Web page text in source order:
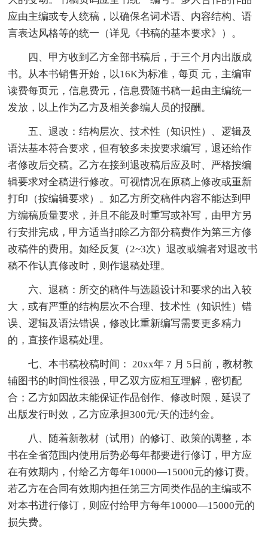
应由主编或专人统稿，以确保名词术语、内容结构、语
言表达风格等的统一（详见《书稿的基本要求》）。
四、甲方收到乙方全部书稿后，于三个月内出版成
书。从本书销售开始，以16K为标准，每页 元，主编审
读费每页元，信息费元，信息费随书稿一起由主编统一
发放，以上作为乙方及相关参编人员的报酬。
五、退改：结构层次、技术性（知识性）、逻辑及
语法基本符合要求，但有较多未按要求编写，退还给作
者修改后交稿。乙方在接到退改稿后应及时、严格按编
辑要求对全稿进行修改。可视情况在原稿上修改或重新
打印（按编辑要求）。如乙方所交稿件内容不能达到甲
方编稿质量要求，并且不能及时重写或补写，由甲方另
行安排完成，甲方适当扣除乙方部分稿费作为第三方修
改稿件的费用。如经反复（2~3次）退改或编者对退改书
稿不作认真修改时，则作退稿处理。
六、退稿：所交的稿件与选题设计和要求的出入较
大，或有严重的结构层次不合理、技术性（知识性）错
误、逻辑及语法错误，修改比重新编写需要更多精力
的，直接作退稿处理。
七、本书稿校稿时间： 20xx年 7 月 5日前，教材教
辅图书的时间性很强，甲乙双方应相互理解，密切配
合；乙方如因故未能保证作品创作、修改时限，延误了
出版发行时效，乙方应承担300元/天的违约金。
八、随着新教材（试用）的修订、政策的调整，本
书在全省范围内使用后势必每年都要进行修订，甲方应
在有效期内，付给乙方每年10000—15000元的修订费。
若乙方在合同有效期内担任第三方同类作品的主编或不
对本书进行修订，则应付给甲方每年10000—15000元的
损失费。